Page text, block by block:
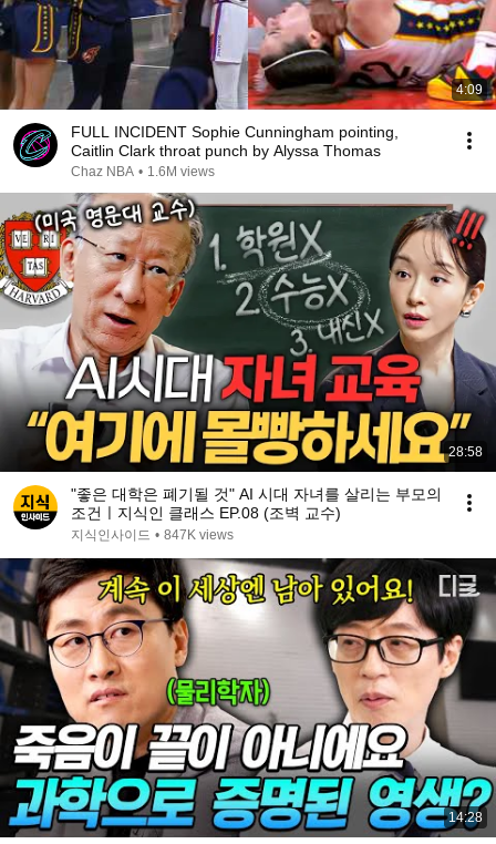
4:09
FULL INCIDENT Sophie Cunningham pointing,
Caitlin Clark throat punch by Alyssa Thomas
Chaz NBA • 1.6M views
28:58
"좋은 대학은 폐기될 것" AI 시대 자녀를 살리는 부모의
조건ㅣ지식인 클래스 EP.08 (조벽 교수)
지식인사이드 • 847K views
14:28